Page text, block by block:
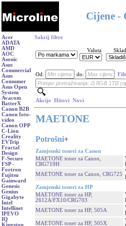
Cijene -
Acer
ADATA
AMD
AOC
Asonic
Asus
Commercial
Asus
Consumer
Asus Open
System
Avacom
BatterX
Canon B2B
Canon foto-
video
Canon OPP
C-Lion
Creality
EVTrip
Fractal
Design
F-Secure
FSP -
Fortron
Fujitsu
Gainward
Genesis
Genius
Gigabyte
Intel
Intellinet
IPEVO
IQ
Kingston
Sakrij filtre
Valuta
Od: do:
Akcije Hitovi Novi
MAETONE
Potrošni+
Zamjenski toneri za Canon
MAETONE toner za Canon,
CRG719H
MAETONE toner za Canon, CRG725
Zamjenski toneri za HP
MAETONE toner za HP,
2612A/FX10/CRG703
MAETONE toner za HP, 505A
MAETONE toner za HP, 505X